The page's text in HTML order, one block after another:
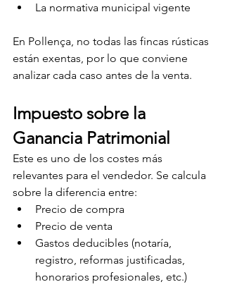
La normativa municipal vigente
En Pollença, no todas las fincas rústicas
están exentas, por lo que conviene
analizar cada caso antes de la venta.
Impuesto sobre la
Ganancia Patrimonial
Este es uno de los costes más
relevantes para el vendedor. Se calcula
sobre la diferencia entre:
Precio de compra
Precio de venta
Gastos deducibles (notaría,
registro, reformas justificadas,
honorarios profesionales, etc.)